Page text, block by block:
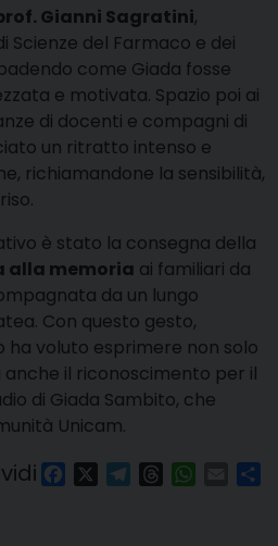
Gianni Sagratini,
Scienze del Farmaco e dei
come Giada fosse
e motivata. Spazio poi ai
di docenti e compagni di
un ritratto intenso e
richiamandone la sensibilità,
è stato la consegna della
alla memoria ai familiari da
da un lungo
Con questo gesto,
ha voluto esprimere non solo
il riconoscimento per il
di Giada Sambito, che
Unicam.
FacebookTelegram
Threads Email